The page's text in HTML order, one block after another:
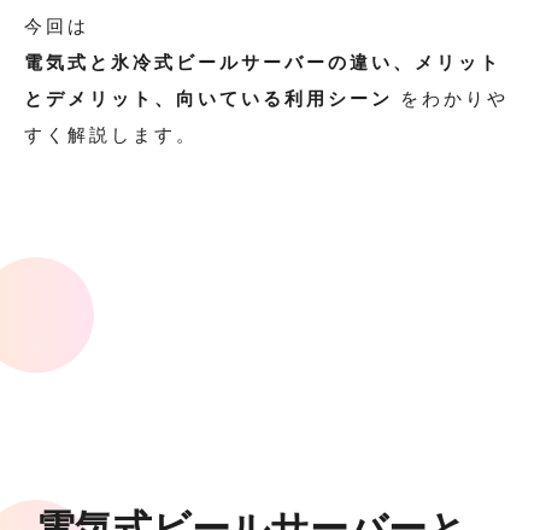
今回は
電気式と氷冷式ビールサーバーの違い、メリット
とデメリット、向いている利用シーン
をわかりや
すく解説します。